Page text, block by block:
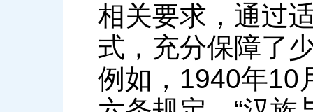
相关要求，通过
式，充分保障了
例如，1940年10